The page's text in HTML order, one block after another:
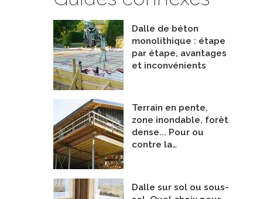
Dalle de béton
monolithique : étape
par étape, avantages
et inconvénients
Terrain en pente,
zone inondable, forêt
dense... Pour ou
contre la…
Dalle sur sol ou sous-
décontamination moisissure Rénovation d'un plex